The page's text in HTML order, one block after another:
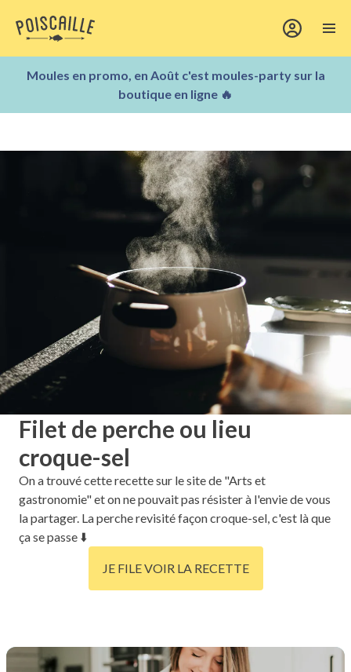
Moules en promo, en Août c'est moules-party sur la
boutique en ligne 🔥
Filet de perche ou lieu
croque-sel
On a trouvé cette recette sur le site de "Arts et
gastronomie" et on ne pouvait pas résister à l'envie de vous
la partager. La perche revisité façon croque-sel, c'est là que
ça se passe ⬇️
JE FILE VOIR LA RECETTE